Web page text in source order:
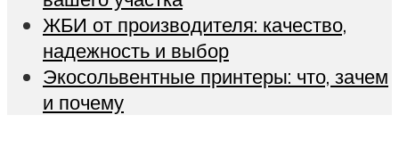
ЖБИ от производителя: качество,
надежность и выбор
Экосольвентные принтеры: что, зачем
и почему